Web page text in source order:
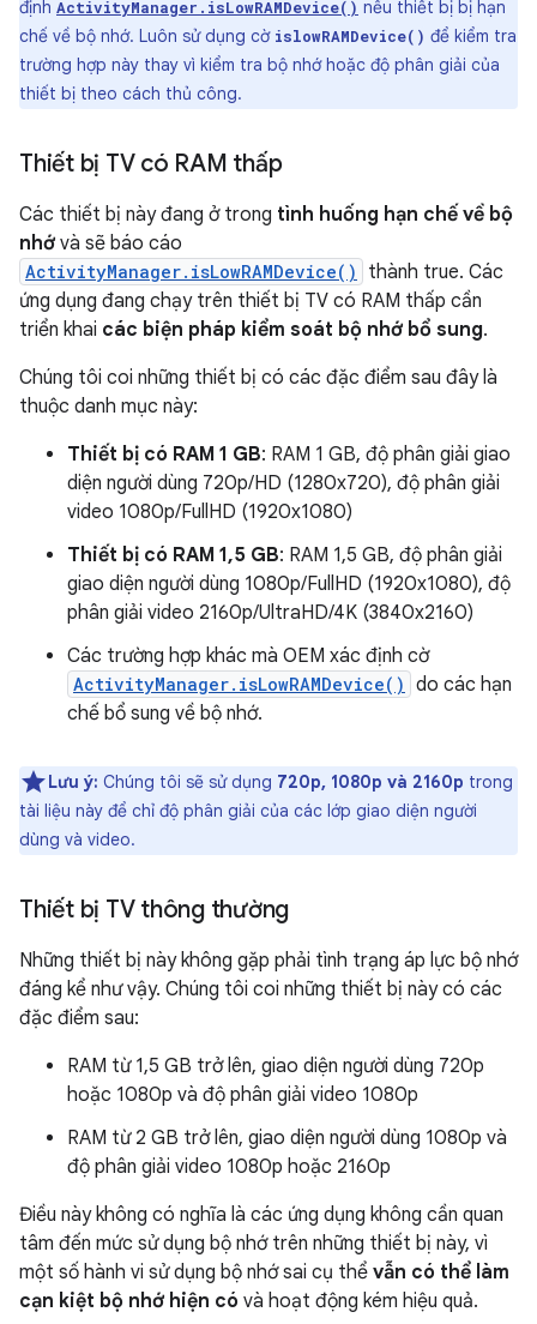
định ActivityManager.isLowRAMDevice() nếu thiết bị bị hạn
chế về bộ nhớ. Luôn sử dụng cờ islowRAMDevice() để kiểm tra
trường hợp này thay vì kiểm tra bộ nhớ hoặc độ phân giải của
thiết bị theo cách thủ công.
Thiết bị TV có RAM thấp
Các thiết bị này đang ở trong tình huống hạn chế về bộ
nhớ và sẽ báo cáo
ActivityManager.isLowRAMDevice()
thành true. Các
ứng dụng đang chạy trên thiết bị TV có RAM thấp cần
triển khai các biện pháp kiểm soát bộ nhớ bổ sung.
Chúng tôi coi những thiết bị có các đặc điểm sau đây là
thuộc danh mục này:
Thiết bị có RAM 1 GB: RAM 1 GB, độ phân giải giao
diện người dùng 720p/HD (1280x720), độ phân giải
video 1080p/FullHD (1920x1080)
Thiết bị có RAM 1,5 GB: RAM 1,5 GB, độ phân giải
giao diện người dùng 1080p/FullHD (1920x1080), độ
phân giải video 2160p/UltraHD/4K (3840x2160)
Các trường hợp khác mà OEM xác định cờ
ActivityManager.isLowRAMDevice() do các hạn
chế bổ sung về bộ nhớ.
Lưu ý: Chúng tôi sẽ sử dụng 720p, 1080p và 2160p trong
tài liệu này để chỉ độ phân giải của các lớp giao diện người
dùng và video.
Thiết bị TV thông thường
Những thiết bị này không gặp phải tình trạng áp lực bộ nhớ
đáng kể như vậy. Chúng tôi coi những thiết bị này có các
đặc điểm sau:
RAM từ 1,5 GB trở lên, giao diện người dùng 720p
hoặc 1080p và độ phân giải video 1080p
RAM từ 2 GB trở lên, giao diện người dùng 1080p và
độ phân giải video 1080p hoặc 2160p
Điều này không có nghĩa là các ứng dụng không cần quan
tâm đến mức sử dụng bộ nhớ trên những thiết bị này, vì
một số hành vi sử dụng bộ nhớ sai cụ thể vẫn có thể làm
cạn kiệt bộ nhớ hiện có và hoạt động kém hiệu quả.